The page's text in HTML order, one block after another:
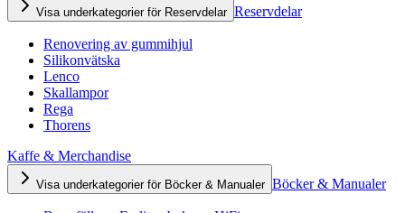
Visa underkategorier för Reservdelar Reservdelar
Renovering av gummihjul
Silikonvätska
Lenco
Skallampor
Rega
Thorens
Kaffe & Merchandise
Visa underkategorier för Böcker & Manualer Böcker & Manualer